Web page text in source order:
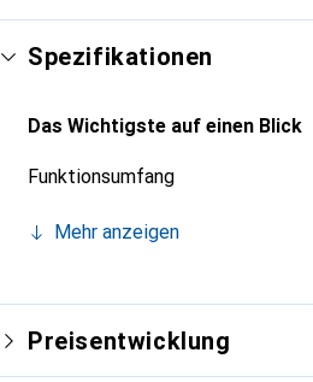
Spezifikationen
Das Wichtigste auf einen Blick
Funktionsumfang
Mehr anzeigen
Preisentwicklung